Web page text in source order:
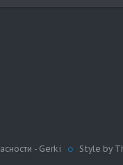
- Gerki Style by